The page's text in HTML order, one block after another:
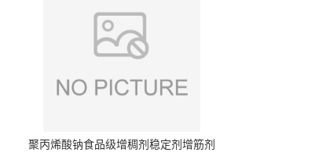
聚丙烯酸钠食品级增稠剂稳定剂增筋剂